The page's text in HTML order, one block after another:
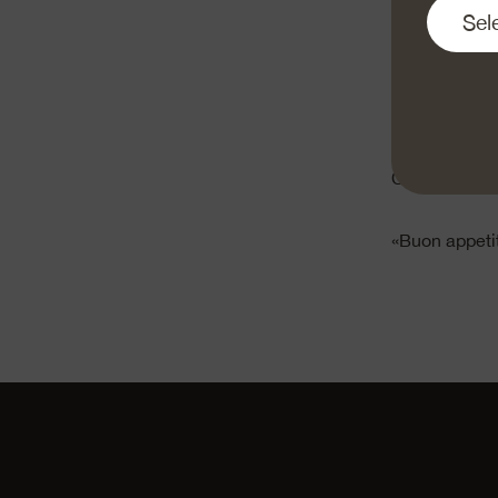
pepe e
Cuocere in
«Buon